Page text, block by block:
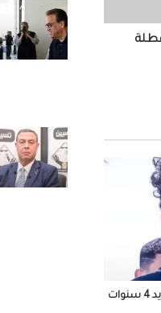
قياس
الأهلي يتفق مع إمام عاشور على التجديد 4 سنوات